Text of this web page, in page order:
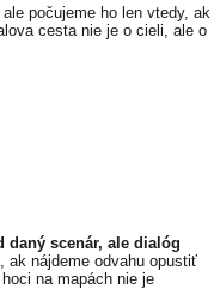
počujeme ho len vtedy, ak
cesta nie je o cieli, ale o
daný scenár, ale dialóg
ak nájdeme odvahu opustiť
na mapách nie je